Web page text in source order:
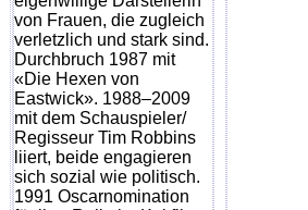
von Frauen, die zugleich
verletzlich und stark sind.
Durchbruch 1987 mit
«Die Hexen von
Eastwick». 1988–2009
mit dem Schauspieler/
Regisseur Tim Robbins
liiert, beide engagieren
sich sozial wie politisch.
1991 Oscarnomination